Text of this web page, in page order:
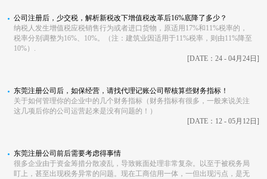
公司注册后，少交税，解析新税改下增值税改革后16%底降了多少？
纳税人发生增值税应税销售行为或者进口货物，原适用17%和11%税率的，
税率分别调整为16%、10%。（注：建筑业因适用于11%税率，则由11%降至
10%）.
[DATE：24 - 04月24日]
东莞注册公司后，如保经营，请找代理记账公司帮核算些财务指标！
关于如何管理你的企业中的几个财务指标（财务指标有很多，一般来说关注
这几项后你的公司运营起来是没有问题的！）
[DATE：12 - 05月12日]
东莞注册公司前后需要考虑得事情
很多企业由于资金筹措分散凌乱，导致账面处理非常复杂。以至于被税务局
盯上，甚至出现税务异常的问题。现在工商信用一体，一但出现污点，是无